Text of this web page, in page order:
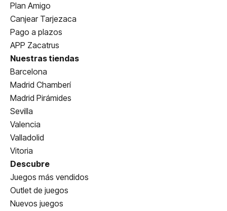
Plan Amigo
Canjear Tarjezaca
Pago a plazos
APP Zacatrus
Nuestras tiendas
Barcelona
Madrid Chamberí
Madrid Pirámides
Sevilla
Valencia
Valladolid
Vitoria
Descubre
Juegos más vendidos
Outlet de juegos
Nuevos juegos